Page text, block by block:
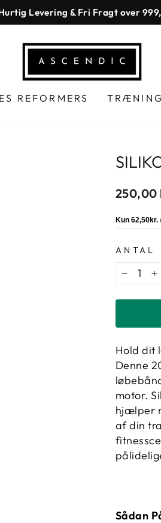
Pause
diasshow
Levering & Fri Fragt over
REFORMERS
Normal
250,00
ANTAL
− +
Hold dit
Denne
motor.
hjælper
af din
Sådan